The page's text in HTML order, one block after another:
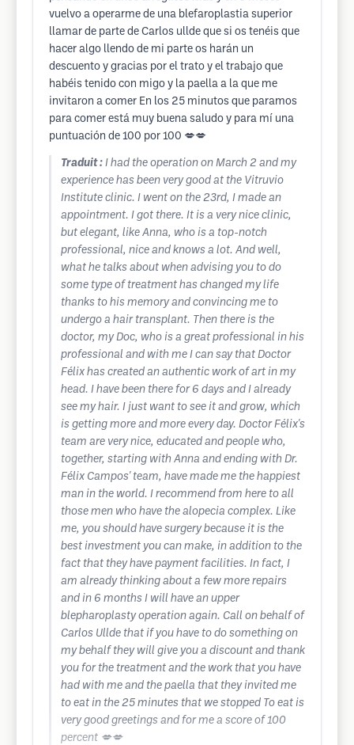
vuelvo a operarme de una blefaroplastia superior
llamar de parte de Carlos ullde que si os tenéis que
hacer algo llendo de mi parte os harán un
descuento y gracias por el trato y el trabajo que
habéis tenido con migo y la paella a la que me
invitaron a comer En los 25 minutos que paramos
para comer está muy buena saludo y para mí una
puntuación de 100 por 100 💋💋
Traduit : I had the operation on March 2 and my
experience has been very good at the Vitruvio
Institute clinic. I went on the 23rd, I made an
appointment. I got there. It is a very nice clinic,
but elegant, like Anna, who is a top-notch
professional, nice and knows a lot. And well,
what he talks about when advising you to do
some type of treatment has changed my life
thanks to his memory and convincing me to
undergo a hair transplant. Then there is the
doctor, my Doc, who is a great professional in his
professional and with me I can say that Doctor
Félix has created an authentic work of art in my
head. I have been there for 6 days and I already
see my hair. I just want to see it and grow, which
is getting more and more every day. Doctor Félix's
team are very nice, educated and people who,
together, starting with Anna and ending with Dr.
Félix Campos' team, have made me the happiest
man in the world. I recommend from here to all
those men who have the alopecia complex. Like
me, you should have surgery because it is the
best investment you can make, in addition to the
fact that they have payment facilities. In fact, I
am already thinking about a few more repairs
and in 6 months I will have an upper
blepharoplasty operation again. Call on behalf of
Carlos Ullde that if you have to do something on
my behalf they will give you a discount and thank
you for the treatment and the work that you have
had with me and the paella that they invited me
to eat in the 25 minutes that we stopped To eat is
very good greetings and for me a score of 100
percent 💋💋